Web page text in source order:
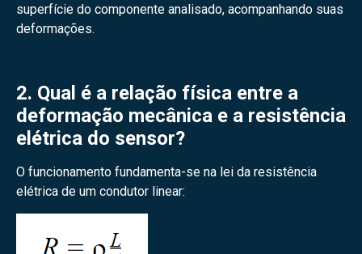
superfície do componente analisado, acompanhando suas
deformações.
2. Qual é a relação física entre a
deformação mecânica e a resistência
elétrica do sensor?
O funcionamento fundamenta-se na lei da resistência
elétrica de um condutor linear: